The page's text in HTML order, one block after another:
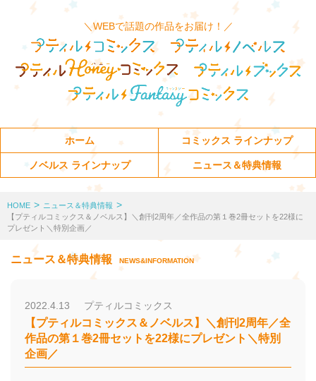
＼WEBで話題の作品をお届け！／
ホーム コミックス ラインナップ
ノベルス ラインナップ ニュース＆特典情報
HOME > ニュース＆特典情報 >
【プティルコミックス＆ノベルス】＼創刊2周年／全作品の第１巻2冊セットを22様に
プレゼント＼特別企画／
ニュース＆特典情報 NEWS&INFORMATION
2022.4.13 プティルコミックス
【プティルコミックス＆ノベルス】＼創刊2周年／全
作品の第１巻2冊セットを22様にプレゼント＼特別
企画／